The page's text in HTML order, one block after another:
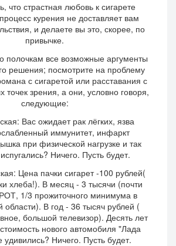
что страстная любовь к сигарете
курения не доставляет вам
и делаете вы это, скорее, по
привычке.
полочкам все возможные аргументы
решения; посмотрите на проблему
с сигаретой или расставания с
точек зрения, а они, условно говоря,
следующие:
Вас ожидает рак лёгких, язва
иммунитет, инфаркт
при физической нагрузке и так
Ничего. Пусть будет.
Цена пачки сигарет -100 рублей(
хлеба!). В месяц - 3 тысячи (почти
1/3 прожиточного минимума в
области). В год - 36 тысяч рублей (
большой телевизор). Десять лет
нового автомобиля "Лада
удивились? Ничего. Пусть будет.